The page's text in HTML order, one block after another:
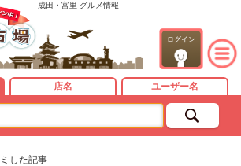
成田・富里 グルメ情報
ログイン
店名 ユーザー名
した記事